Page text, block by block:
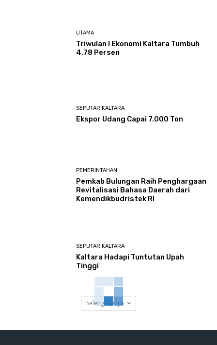
UTAMA
Triwulan I Ekonomi Kaltara Tumbuh
4,78 Persen
SEPUTAR KALTARA
Ekspor Udang Capai 7.000 Ton
PEMERINTAHAN
Pemkab Bulungan Raih Penghargaan
Revitalisasi Bahasa Daerah dari
Kemendikbudristek RI
SEPUTAR KALTARA
Kaltara Hadapi Tuntutan Upah
Tinggi
Selengkapnya